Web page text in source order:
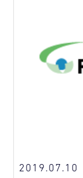
2019.07.10